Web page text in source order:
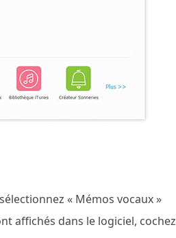
« Mémos vocaux »
affichés dans le logiciel, cochez